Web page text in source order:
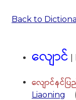
Back to
လျောင်
လျောင်နင်ပ
Liaoning